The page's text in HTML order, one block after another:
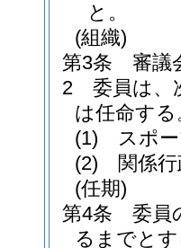
と。
(組織)
第3条
審議
2
委員は、
は任命する
(1)
スポ
(2)
関係
(任期)
第4条
委員
るまでと